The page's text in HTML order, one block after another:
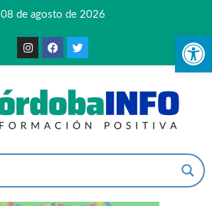
08 de agosto de 2026